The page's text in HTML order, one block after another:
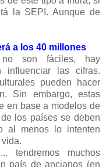
la SEPI. Aunque de
a los 40 millones
no son fáciles, hay
influenciar las cifras.
pueden hacer
Sin embargo, estas
en base a modelos de
los países se deben
al menos lo intenten
tendremos muchos
país de ancianos (en